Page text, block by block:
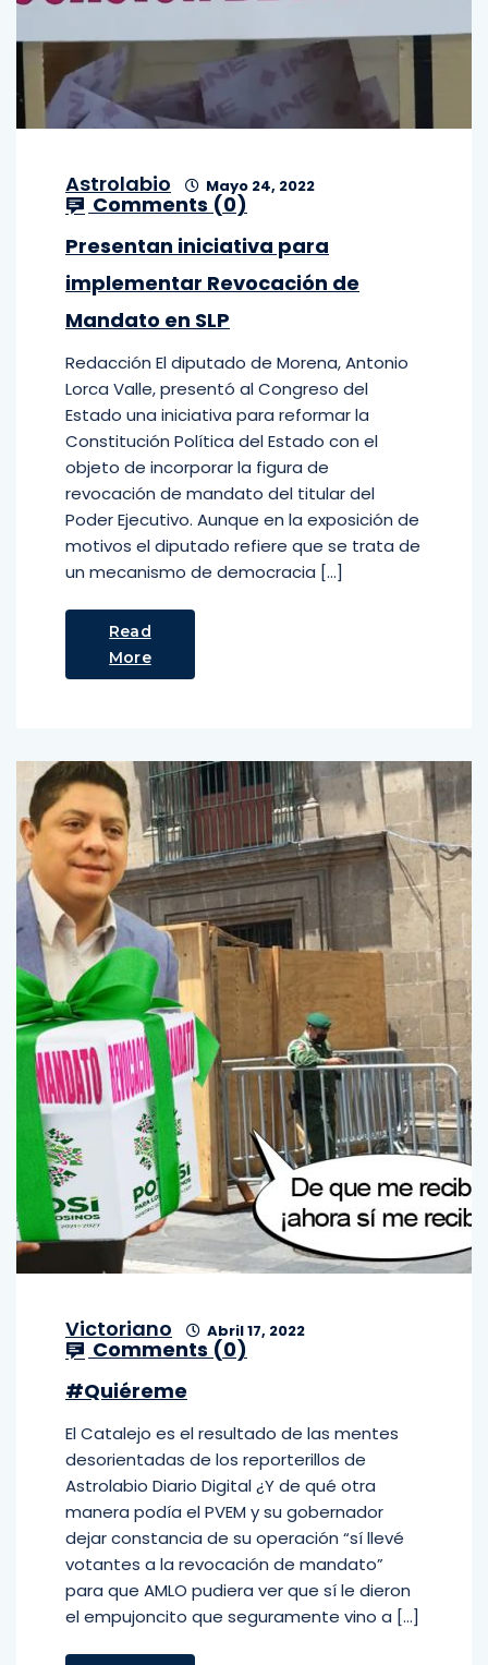
Astrolabio Mayo 24, 2022
Comments (0)
Presentan iniciativa para
implementar Revocación de
Mandato en SLP
Redacción El diputado de Morena, Antonio
Lorca Valle, presentó al Congreso del
Estado una iniciativa para reformar la
Constitución Política del Estado con el
objeto de incorporar la figura de
revocación de mandato del titular del
Poder Ejecutivo. Aunque en la exposición de
motivos el diputado refiere que se trata de
un mecanismo de democracia […]
Read
More
Victoriano Abril 17, 2022
Comments (0)
#Quiéreme
El Catalejo es el resultado de las mentes
desorientadas de los reporterillos de
Astrolabio Diario Digital ¿Y de qué otra
manera podía el PVEM y su gobernador
dejar constancia de su operación “sí llevé
votantes a la revocación de mandato”
para que AMLO pudiera ver que sí le dieron
el empujoncito que seguramente vino a […]